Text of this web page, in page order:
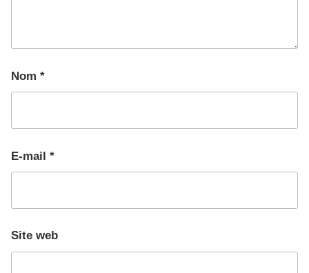
Nom *
E-mail *
Site web